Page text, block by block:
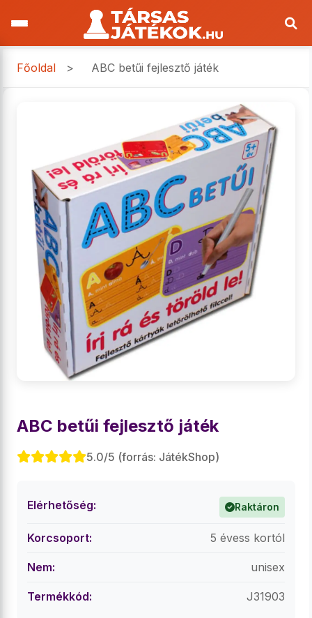
Főoldal > ABC betűi fejlesztő játék
ABC betűi fejlesztő játék
5.0/5 (forrás: JátékShop)
Elérhetőség: Raktáron
Korcsoport: 5 évess kortól
Nem: unisex
Termékkód: J31903